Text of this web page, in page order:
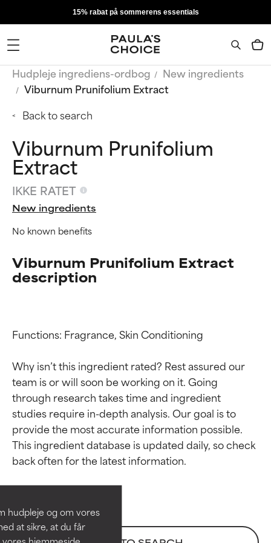
hudpleje og om vores
at sikre, at du får
15% rabat på sommerens essentials
Hudpleje ingrediens-ordbog
New ingredients
Viburnum Prunifolium Extract
Back to search
Viburnum Prunifolium
Extract
IKKE RATET
New ingredients
No known benefits
Viburnum Prunifolium Extract
description
Functions: Fragrance, Skin Conditioning
Why isn’t this ingredient rated? Rest assured our
team is or will soon be working on it. Going
through research takes time and ingredient
studies require in-depth analysis. Our goal is to
provide the most accurate information possible.
This ingredient database is updated daily, so check
Ratings af
ingredienser
Dokumenteret og understøttet
af uafhængige studier.
Fremragende aktiv ingrediens til
Ratings af
ingredienser
Dokumenteret og understøttet
af uafhængige studier.
Fremragende aktiv ingrediens til